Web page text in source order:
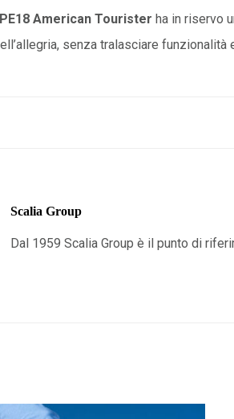
American Tourister ha in riservo
senza tralasciare funzionalità
Scalia Group
Dal 1959 Scalia Group è il punto di